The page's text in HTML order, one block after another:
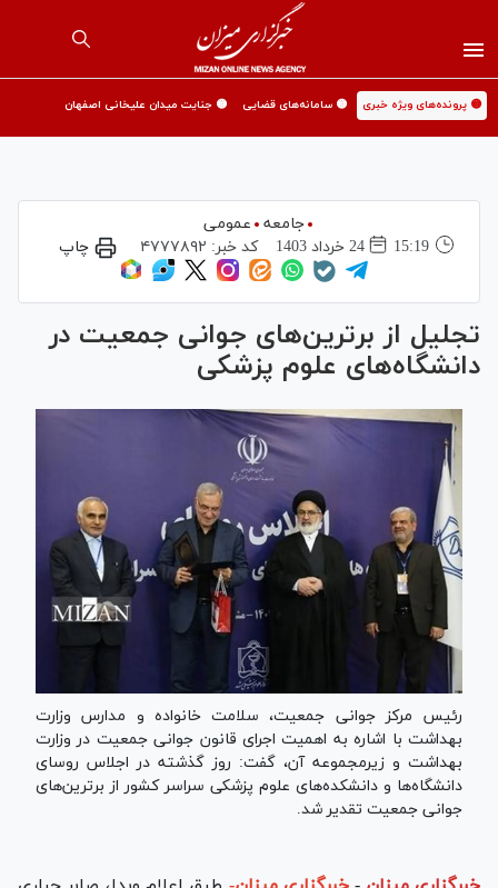
🟡 پرونده‌های ویژه خبری 🟡 سامانه‌های قضایی 🟡 جنایت میدان علیخانی اصفهان
جامعه
عمومی
15:19
24 خرداد 1403 کد خبر: ۴۷۷۷۸۹۲ چاپ
تجلیل از برترین‌های جوانی جمعیت در
دانشگاه‌های علوم پزشکی
رئیس مرکز جوانی جمعیت، سلامت خانواده و مدارس وزارت
بهداشت با اشاره به اهمیت اجرای قانون جوانی جمعیت در وزارت
بهداشت و زیرمجموعه آن، گفت: روز گذشته در اجلاس روسای
دانشگاه‌ها و دانشکده‌های علوم پزشکی سراسر کشور از برترین‌های
جوانی جمعیت تقدیر شد.